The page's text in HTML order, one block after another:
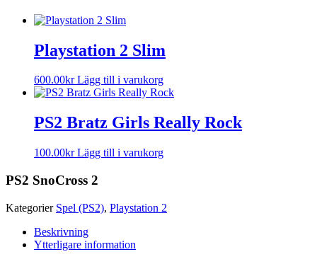
Playstation 2 Slim
600.00kr Lägg till i varukorg
PS2 Bratz Girls Really Rock
100.00kr Lägg till i varukorg
PS2 SnoCross 2
Kategorier Spel (PS2), Playstation 2
Beskrivning
Ytterligare information